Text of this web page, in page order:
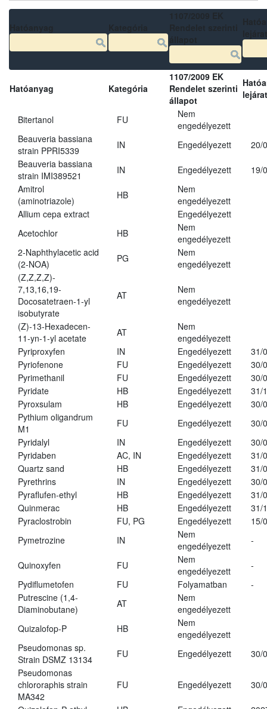
Hatóanyag Kategória
1107/2009 EK
Rendelet szerinti
állapot
Bitertanol FU
Nem
engedélyezett
Beauveria bassiana
strain PPRI5339
IN Engedélyezett
20/
Beauveria bassiana
strain IMI389521
IN Engedélyezett
19/
Amitrol
(aminotriazole)
HB
Nem
engedélyezett
Allium cepa extract
Engedélyezett
Acetochlor
HB
Nem
engedélyezett
2-Naphthylacetic acid
(2-NOA)
PG
Nem
engedélyezett
(Z,Z,Z,Z)-
7,13,16,19-
Docosatetraen-1-yl
isobutyrate
AT
Nem
engedélyezett
(Z)-13-Hexadecen-
11-yn-1-yl acetate
AT
Nem
engedélyezett
Pyriproxyfen
IN Engedélyezett
31/
Pyriofenone
FU Engedélyezett
30/
Pyrimethanil
FU Engedélyezett
30/
Pyridate
HB Engedélyezett
31/
Pyroxsulam
HB Engedélyezett
30/
Pythium oligandrum
M1
FU Engedélyezett
30/
Pyridalyl
IN Engedélyezett
30/
Pyridaben
AC, IN Engedélyezett
31/
Quartz sand
HB Engedélyezett
31/
Pyrethrins
IN Engedélyezett
30/
Pyraflufen-ethyl
HB Engedélyezett
31/
Quinmerac
HB Engedélyezett
31/
Pyraclostrobin
FU, PG Engedélyezett
15/
Pymetrozine
IN
Nem
engedélyezett
-
Quinoxyfen FU
Nem
engedélyezett
-
Pydiflumetofen
FU Folyamatban
-
Putrescine (1,4-
Diaminobutane)
AT
Nem
engedélyezett
Quizalofop-P
HB
Nem
engedélyezett
Pseudomonas sp.
Strain DSMZ 13134
FU Engedélyezett
30/
Pseudomonas
chlororaphis strain
MA342
FU Engedélyezett 30/